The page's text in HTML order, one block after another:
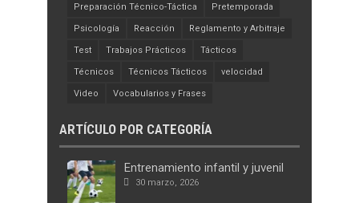
Preparación Técnico-Táctica Pretemporada
Psicología Reacción Reglamento y Arbitraje
Test Trabajos Prácticos Tácticos
Técnicos Técnicos Tácticos velocidad
Video Vocabularios y Frases
ARTÍCULO POR CATEGORÍA
Entrenamiento infantil y juvenil
30 marzo, 2026